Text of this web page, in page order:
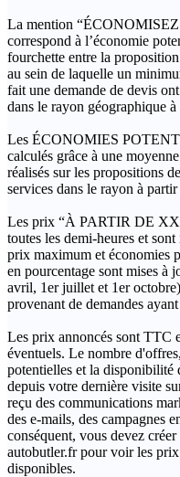
La mention
correspond à l’économie
fourchette entre la
au sein de laquelle un
fait une demande de devis
dans le rayon géographique
Les ÉCONOMIES
calculés grâce à une
réalisés sur les propositions
services dans le rayon à
Les prix “À PARTIR DE
toutes les demi-heures et
prix maximum et économies
en pourcentage sont mises à
avril, 1er juillet et 1er
provenant de demandes
Les prix annoncés sont TTC
éventuels. Le nombre
potentielles et la disponibilité
depuis votre dernière visite
reçu des communications
des e-mails, des campagnes
conséquent, vous devez
autobutler.fr pour voir les
disponibles.